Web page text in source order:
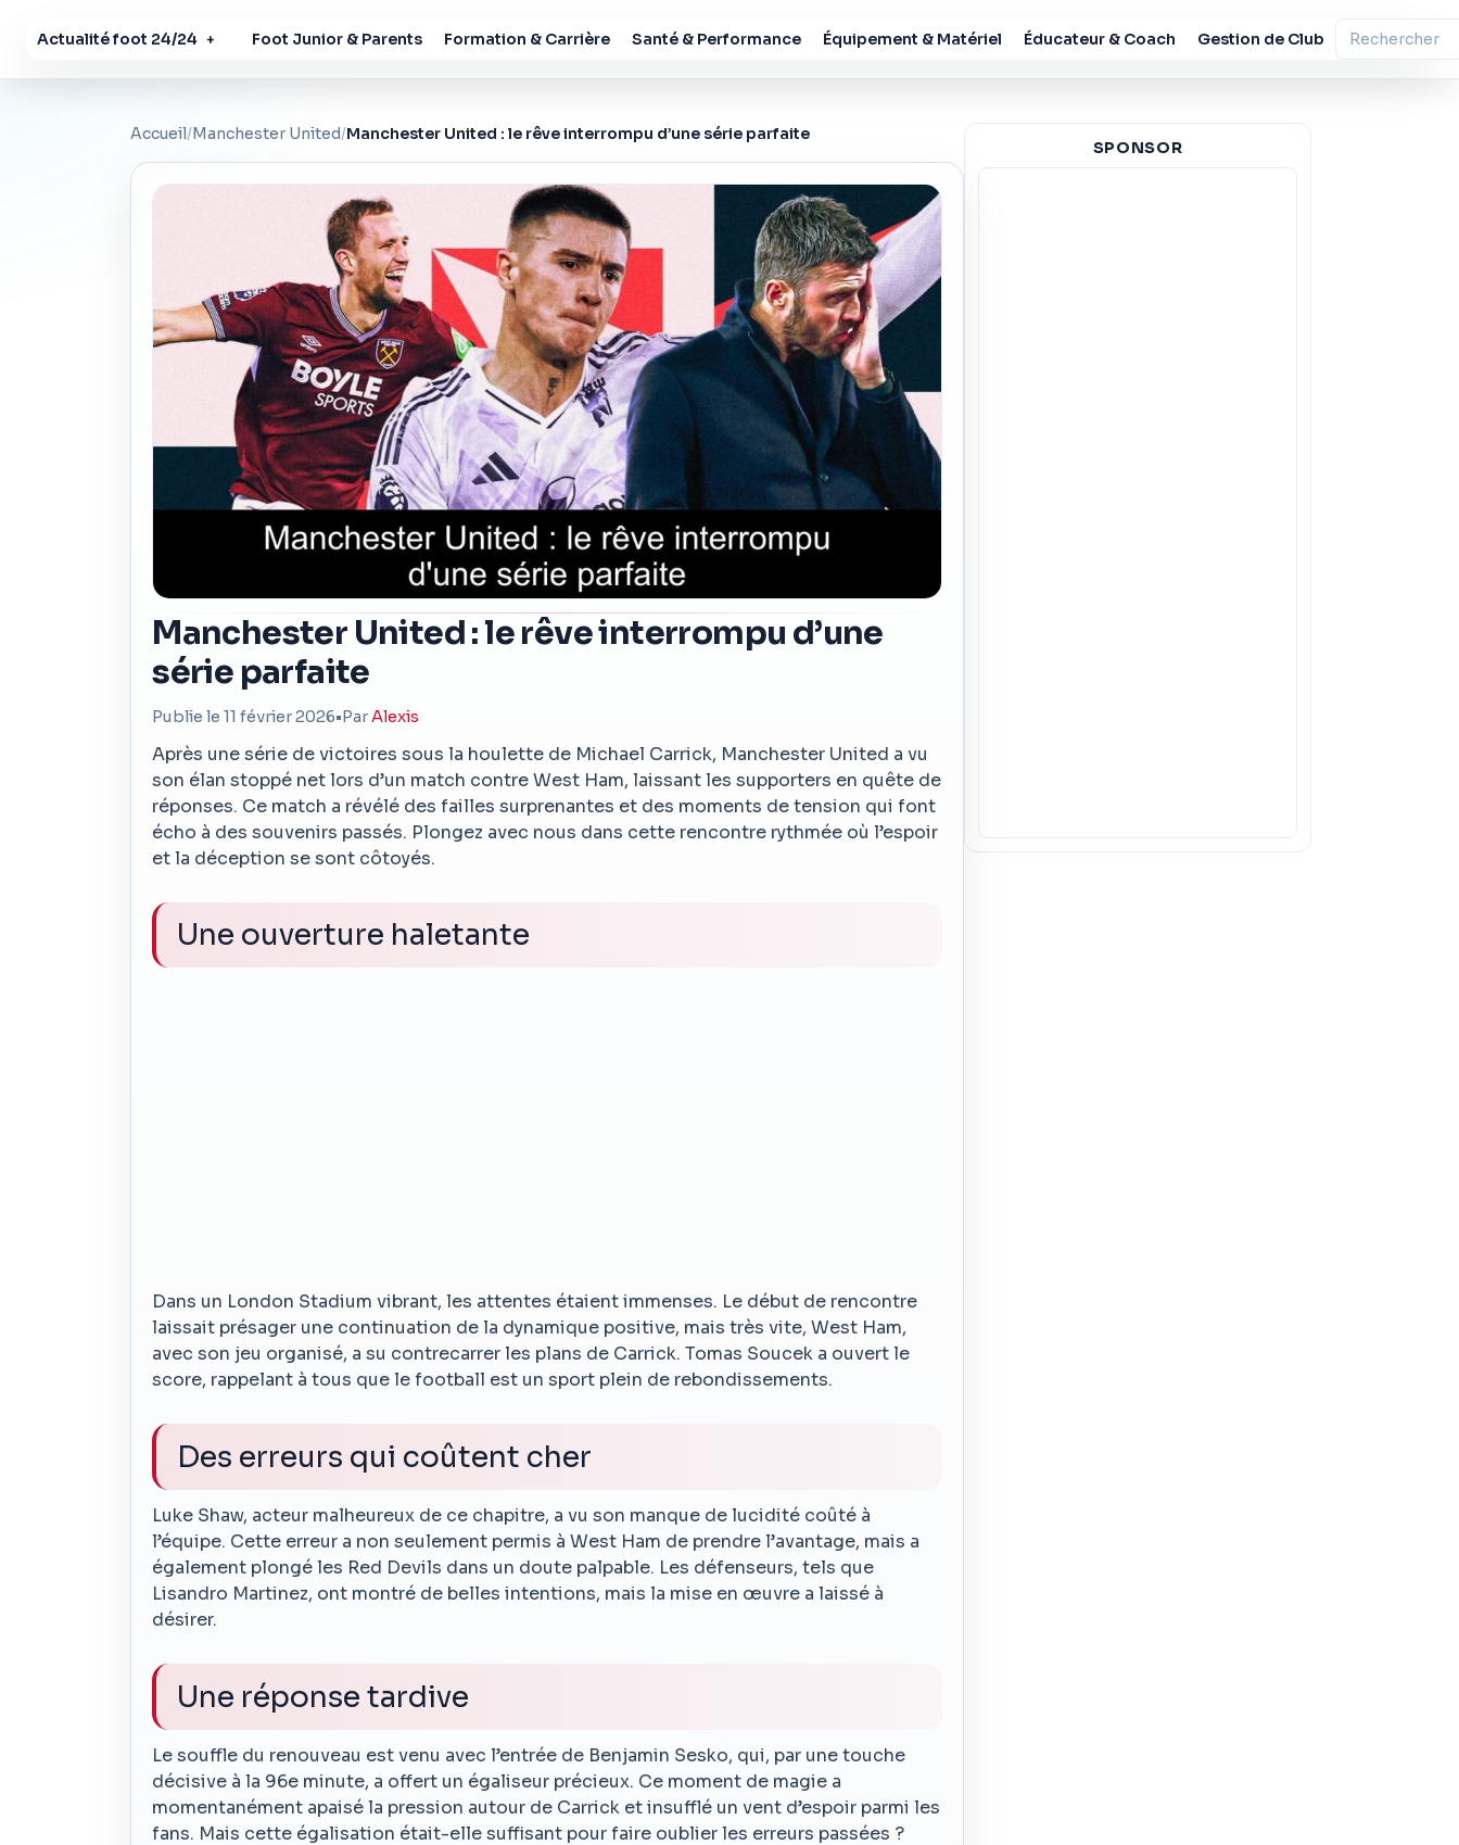
Actualité foot 24/24 + Foot Junior & Parents Formation & Carrière Santé & Performance Équipement & Matériel Éducateur & Coach Gestion de Club
Accueil/Manchester United/Manchester United : le rêve interrompu d’une série parfaite
Manchester United : le rêve interrompu d’une
série parfaite
Publie le 11 février 2026•ParAlexis
Après une série de victoires sous la houlette de Michael Carrick, Manchester United a vu
son élan stoppé net lors d’un match contre West Ham, laissant les supporters en quête de
réponses. Ce match a révélé des failles surprenantes et des moments de tension qui font
écho à des souvenirs passés. Plongez avec nous dans cette rencontre rythmée où l’espoir
et la déception se sont côtoyés.
Une ouverture haletante
Dans un London Stadium vibrant, les attentes étaient immenses. Le début de rencontre
laissait présager une continuation de la dynamique positive, mais très vite, West Ham,
avec son jeu organisé, a su contrecarrer les plans de Carrick. Tomas Soucek a ouvert le
score, rappelant à tous que le football est un sport plein de rebondissements.
Des erreurs qui coûtent cher
Luke Shaw, acteur malheureux de ce chapitre, a vu son manque de lucidité coûté à
l’équipe. Cette erreur a non seulement permis à West Ham de prendre l’avantage, mais a
également plongé les Red Devils dans un doute palpable. Les défenseurs, tels que
Lisandro Martinez, ont montré de belles intentions, mais la mise en œuvre a laissé à
désirer.
Une réponse tardive
Le souffle du renouveau est venu avec l’entrée de Benjamin Sesko, qui, par une touche
décisive à la 96e minute, a offert un égaliseur précieux. Ce moment de magie a
momentanément apaisé la pression autour de Carrick et insufflé un vent d’espoir parmi les
fans. Mais cette égalisation était-elle suffisant pour faire oublier les erreurs passées ?
SPONSOR